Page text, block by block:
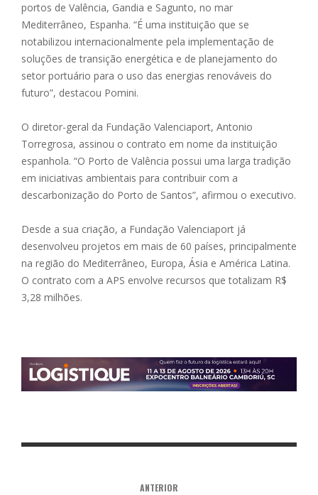
portos de Valência, Gandia e Sagunto, no mar
Mediterrâneo, Espanha. “É uma instituição que se
notabilizou internacionalmente pela implementação de
soluções de transição energética e de planejamento do
setor portuário para o uso das energias renováveis do
futuro”, destacou Pomini.
O diretor-geral da Fundação Valenciaport, Antonio
Torregrosa, assinou o contrato em nome da instituição
espanhola. “O Porto de Valência possui uma larga tradição
em iniciativas ambientais para contribuir com a
descarbonização do Porto de Santos”, afirmou o executivo.
Desde a sua criação, a Fundação Valenciaport já
desenvolveu projetos em mais de 60 países, principalmente
na região do Mediterrâneo, Europa, Ásia e América Latina.
O contrato com a APS envolve recursos que totalizam R$
3,28 milhões.
ANTERIOR